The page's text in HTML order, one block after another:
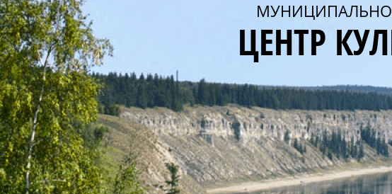
ЦЕНТР